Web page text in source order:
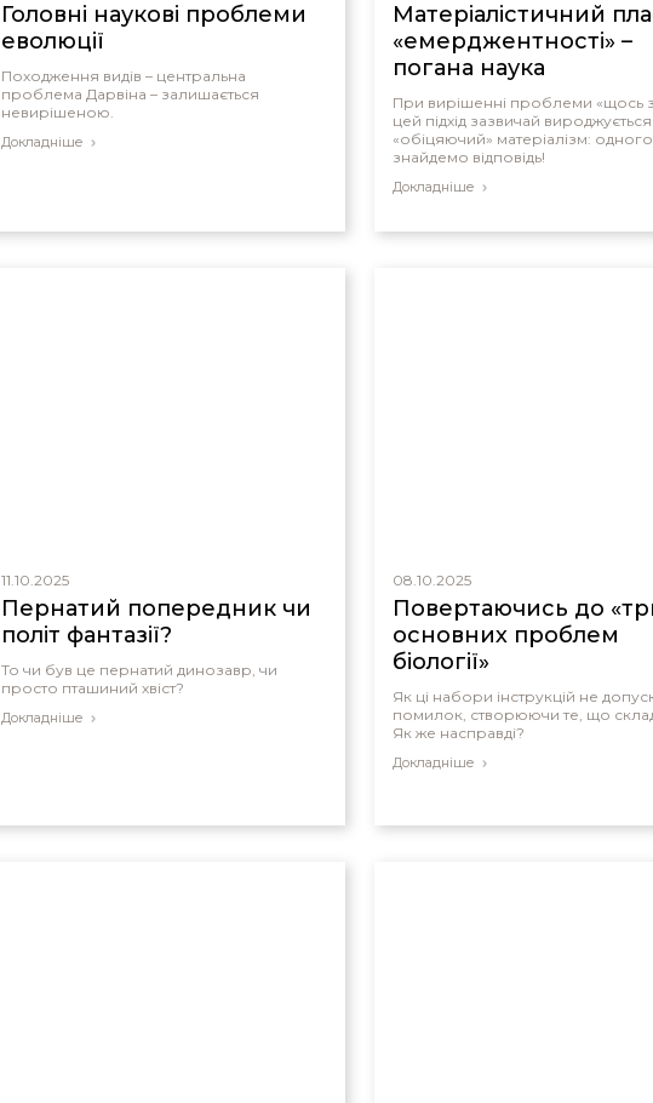
Головні наукові проблеми
еволюції
Походження видів – центральна
проблема Дарвіна – залишається
невирішеною.
Докладніше
Матеріалістичний
«емерджентності» –
погана наука
При вирішенні проблеми «щось з
цей підхід зазвичай вироджується
«обіцяючий» матеріалізм:
знайдемо відповідь!
Докладніше
11.10.2025
Пернатий попередник чи
політ фантазії?
То чи був це пернатий динозавр, чи
просто пташиний хвіст?
Докладніше
08.10.2025
Повертаючись до
основних проблем
біології»
Як ці набори інструкцій не
помилок, створюючи те, що
Як же насправді?
Докладніше